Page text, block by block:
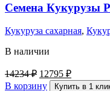
Семена Кукурузы
Кукуруза сахарная,
В наличии
14234₽ 12795 ₽
В корзину
Купить в 1